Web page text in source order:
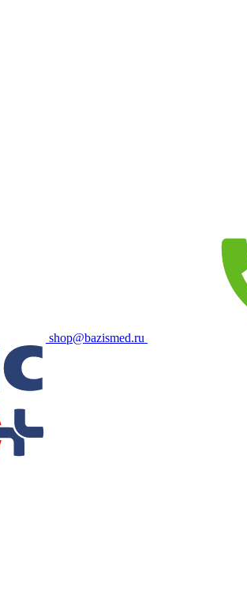
shop@bazismed.ru